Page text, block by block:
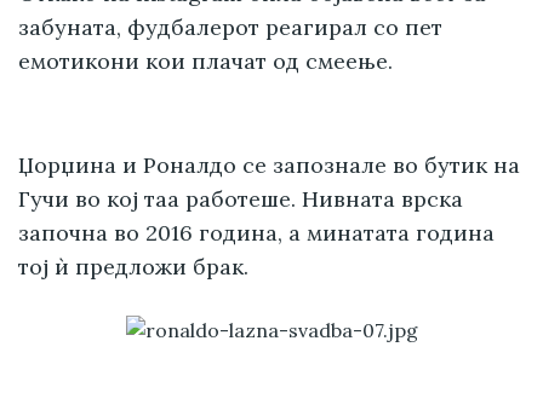
забуната, фудбалерот реагирал со пет
емотикони кои плачат од смеење.
Џорџина и Роналдо се запознале во бутик на
Гучи во кој таа работеше. Нивната врска
започна во 2016 година, а минатата година
тој ѝ предложи брак.